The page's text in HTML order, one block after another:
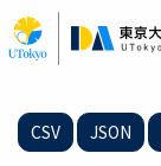
イ
ン
CSV JSON